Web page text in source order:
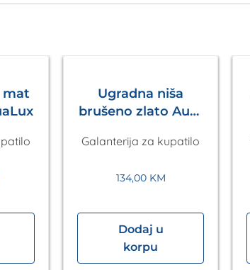
mat
Ugradna niša
brušeno zlato Aura
Galanterija za kupatilo
134,00 KM
Dodaj u
korpu